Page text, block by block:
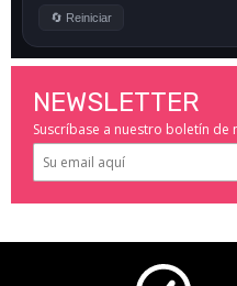
NEWSLETTER
Suscríbase a nuestro boletín de